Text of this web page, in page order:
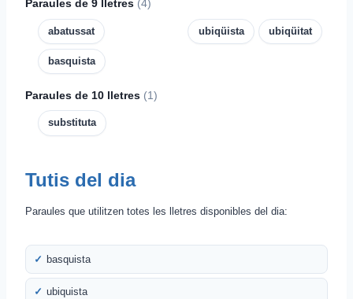
Paraules de 9 lletres (4)
abatussat
basquista
ubiqüista ubiqüitat
Paraules de 10 lletres (1)
substituta
Tutis del dia
Paraules que utilitzen totes les lletres disponibles del dia:
basquista
ubiquista